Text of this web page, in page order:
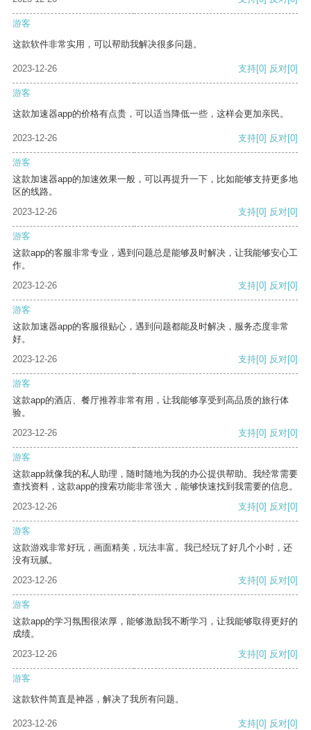
游客
这款软件非常实用，可以帮助我解决很多问题。
2023-12-26 支持[0] 反对[0]
游客
这款加速器app的价格有点贵，可以适当降低一些，这样会更加亲民。
2023-12-26 支持[0] 反对[0]
游客
这款加速器app的加速效果一般，可以再提升一下，比如能够支持更多地
区的线路。
2023-12-26
支持[0] 反对[0]
游客
这款app的客服非常专业，遇到问题总是能够及时解决，让我能够安心工
作。
2023-12-26
支持[0] 反对[0]
游客
这款加速器app的客服很贴心，遇到问题都能及时解决，服务态度非常
好。
2023-12-26
支持[0] 反对[0]
游客
这款app的酒店、餐厅推荐非常有用，让我能够享受到高品质的旅行体
验。
2023-12-26
支持[0] 反对[0]
游客
这款app就像我的私人助理，随时随地为我的办公提供帮助。我经常需要
查找资料，这款app的搜索功能非常强大，能够快速找到我需要的信息。
2023-12-26
支持[0] 反对[0]
游客
这款游戏非常好玩，画面精美，玩法丰富。我已经玩了好几个小时，还
没有玩腻。
2023-12-26
支持[0] 反对[0]
游客
这款app的学习氛围很浓厚，能够激励我不断学习，让我能够取得更好的
成绩。
2023-12-26
支持[0] 反对[0]
游客
这款软件简直是神器，解决了我所有问题。
2023-12-26 支持[0] 反对[0]